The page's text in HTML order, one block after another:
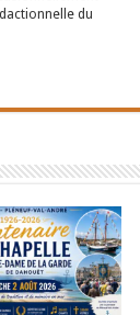
du